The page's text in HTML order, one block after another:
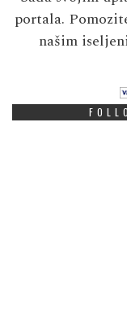
portala.
našim